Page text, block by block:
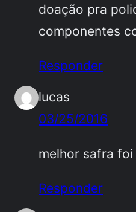
doação pra
componentes
Responder
lucas
03/25/2016
melhor safra
Responder